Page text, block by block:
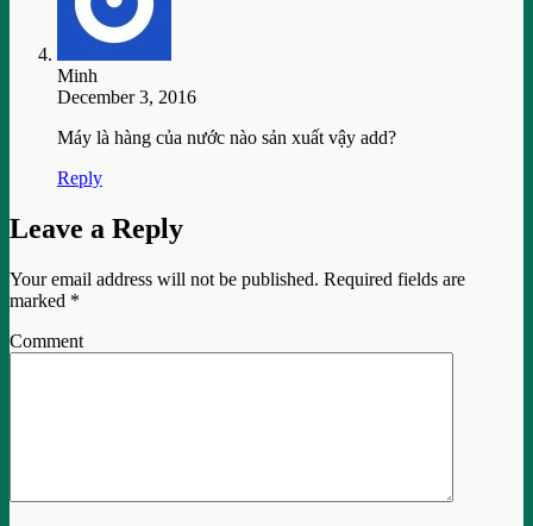
Minh
December 3, 2016
Máy là hàng của nước nào sản xuất vậy add?
Reply
Leave a Reply
Your email address will not be published. Required fields are
marked *
Comment